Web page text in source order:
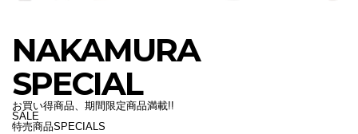
NAKAMURA
SPECIAL
お買い得商品、期間限定商品満載!!
SALE
特売商品SPECIALS